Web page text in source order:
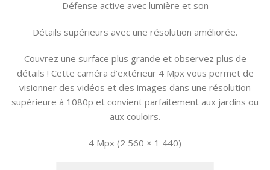
Défense active avec lumière et son
Détails supérieurs avec une résolution améliorée.
Couvrez une surface plus grande et observez plus de
détails ! Cette caméra d’extérieur 4 Mpx vous permet de
visionner des vidéos et des images dans une résolution
supérieure à 1080p et convient parfaitement aux jardins ou
aux couloirs.
4 Mpx (2 560 × 1 440)